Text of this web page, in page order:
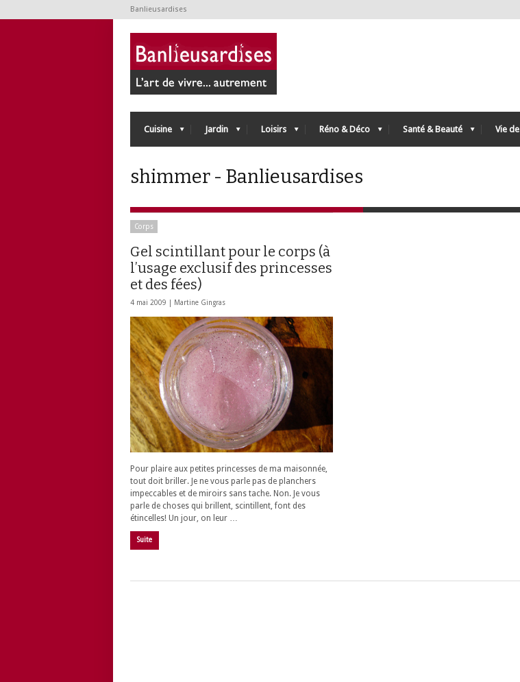
Banlieusardises
Cuisine Jardin Loisirs Réno & Déco Santé & Beauté Vie
shimmer - Banlieusardises
Corps
Gel scintillant pour le corps (à
l’usage exclusif des princesses
et des fées)
4 mai 2009 | Martine Gingras
Pour plaire aux petites princesses de ma maisonnée,
tout doit briller. Je ne vous parle pas de planchers
impeccables et de miroirs sans tache. Non. Je vous
parle de choses qui brillent, scintillent, font des
étincelles! Un jour, on leur …
Suite